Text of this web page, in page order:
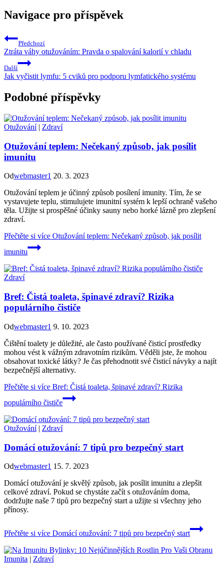
Navigace pro příspěvek
Předchozí
Ztráta váhy otužováním: Pravda o spalování kalorií v chladu
Další
Jak vyčistit lymfu: 5 cviků pro podporu lymfatického systému
Podobné příspěvky
Otužování| Zdraví
Otužování teplem: Nečekaný způsob, jak posílit
imunitu
Odwebmaster1 20. 3. 2023
Otužování teplem je účinný způsob posílení imunity. Tím, že se
vystavujete teplu, stimulujete imunitní systém k lepší ochraně vašeho
těla. Užijte si prospěšné účinky sauny nebo horké lázně pro zlepšení
zdraví.
Přečtěte si více Otužování teplem: Nečekaný způsob, jak posílit
imunitu
Zdraví
Bref: Čistá toaleta, špinavé zdraví? Rizika
populárního čističe
Odwebmaster1 9. 10. 2023
Čištění toalety je důležité, ale často používané čisticí prostředky
mohou vést k vážným zdravotním rizikům. Věděli jste, že mohou
obsahovat toxické látky? Je čas přehodnotit své čisticí návyky a najít
bezpečnější alternativy.
Přečtěte si více Bref: Čistá toaleta, špinavé zdraví? Rizika
populárního čističe
Otužování| Zdraví
Domácí otužování: 7 tipů pro bezpečný start
Odwebmaster1 15. 7. 2023
Domácí otužování je skvělý způsob, jak posílit imunitu a zlepšit
celkové zdraví. Pokud se chystáte začít s otužováním doma,
dodržujte naše 7 tipů pro bezpečný start a užijte si všechny jeho
přínosy.
Přečtěte si více Domácí otužování: 7 tipů pro bezpečný start
Imunita | Zdraví